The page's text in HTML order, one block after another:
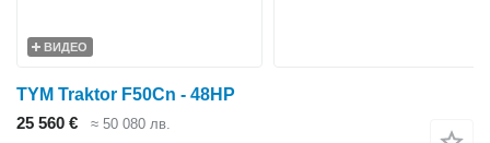
ВИДЕО
TYM Traktor F50Cn - 48HP
25 560 €
≈ 50 080 лв.